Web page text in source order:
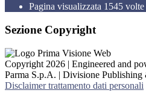
Pagina visualizzata 1545 volte
Sezione Copyright
Copyright 2026 | Engineered and
Parma S.p.A. | Divisione
Disclaimer trattamento dati personali